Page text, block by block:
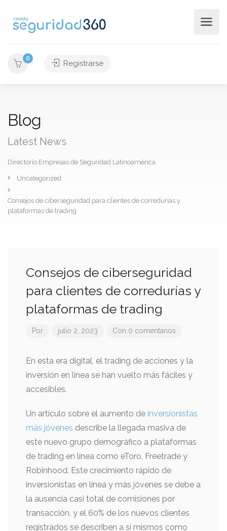
0
Registrarse
Blog
Latest News
Directorio Empresas de Seguridad Latinoamérica
Uncategorized
Consejos de ciberseguridad para clientes de corredurías y
plataformas de trading
Consejos de ciberseguridad
para clientes de corredurías y
plataformas de trading
Por julio 2, 2023 Con 0 comentarios
En esta era digital, el trading de acciones y la
inversión en línea se han vuelto más fáciles y
accesibles.
Un artículo sobre el aumento de inversionistas
más jóvenes describe la llegada masiva de
este nuevo grupo demográfico a plataformas
de trading en línea como eToro, Freetrade y
Robinhood. Este crecimiento rápido de
inversionistas en línea y más jóvenes se debe a
la ausencia casi total de comisiones por
transacción, y el 60% de los nuevos clientes
registrados se describen a sí mismos como